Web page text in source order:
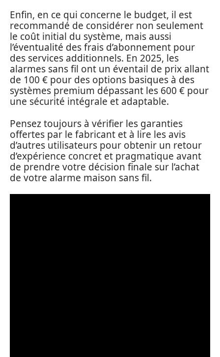
Enfin, en ce qui concerne le budget, il est
recommandé de considérer non seulement
le coût initial du système, mais aussi
l’éventualité des frais d’abonnement pour
des services additionnels. En 2025, les
alarmes sans fil ont un éventail de prix allant
de 100 € pour des options basiques à des
systèmes premium dépassant les 600 € pour
une sécurité intégrale et adaptable.
Pensez toujours à vérifier les garanties
offertes par le fabricant et à lire les avis
d’autres utilisateurs pour obtenir un retour
d’expérience concret et pragmatique avant
de prendre votre décision finale sur l’achat
de votre alarme maison sans fil.